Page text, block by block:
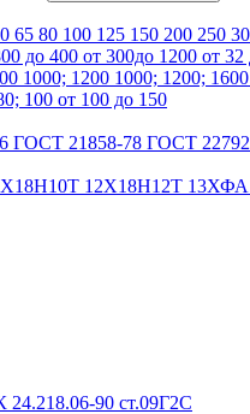
65 80 100 125 150 200 250
до 400 от 300до 1200 от
1000; 1200 1000; 1200;
100 от 100 до 150
ГОСТ 21858-78 ГОСТ
12Х18Н12Т
90 ст.09Г2С